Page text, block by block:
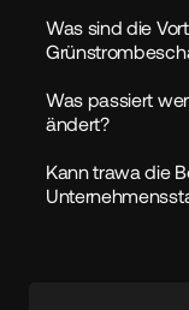
Was sind die
Was passiert
ändert?
Kann trawa die